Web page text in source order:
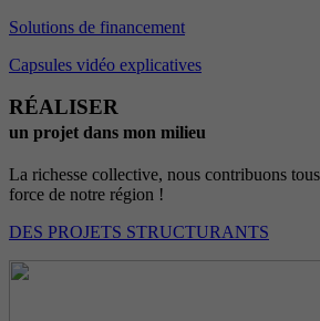
Solutions de financement
Capsules vidéo explicatives
RÉALISER
un projet dans mon milieu
La richesse collective, nous contribuons tous
force de notre région !
DES PROJETS STRUCTURANTS